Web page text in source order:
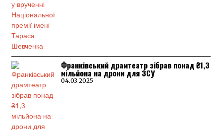
Франківський драмтеатр зібрав понад ₴1,3
мільйона на дрони для ЗСУ
04.03.2025